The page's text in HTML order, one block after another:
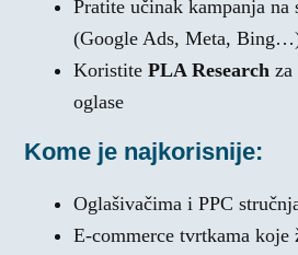
Pratite učinak kampanja na
(Google Ads, Meta,
KoristitePLA Research za
oglase
Kome je najkorisnije:
Oglašivačima i PPC
E-commerce tvrtkama